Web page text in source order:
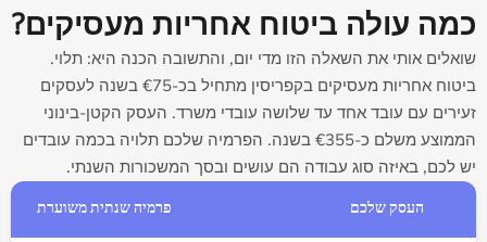
כמה עולה ביטוח אחריות מעסיקים?
שואלים אותי את השאלה הזו מדי יום, והתשובה הכנה היא: תלוי.
ביטוח אחריות מעסיקים בקפריסין מתחיל בכ-‎€75‎ בשנה לעסקים
זעירים עם עובד אחד עד שלושה עובדי משרד. העסק הקטן-בינוני
הממוצע משלם כ-‎€355‎ בשנה. הפרמיה שלכם תלויה בכמה עובדים
יש לכם, באיזה סוג עבודה הם עושים ובסך המשכורות השנתי.
העסק שלכם פרמיה שנתית משוערת